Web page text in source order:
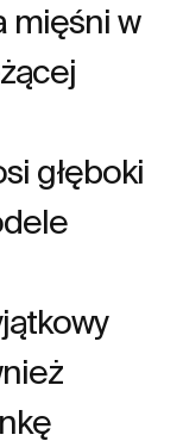
mięśni w
głęboki